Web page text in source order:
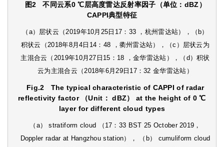
图2不同云系0 ℃层高度雷达反射率因子（单位：dBZ）
CAPPI典型特征
（a）层状云（2019年10月25日17：33 ，杭州雷达站），（b）
积状云（2018年8月4日14：48 ，衢州雷达站），（c）层状云为
主混合云（2019年10月27日15：18 ，金华雷达站），（d）积状
云为主混合云（2018年6月29日17：32 金华雷达站）
Fig.2 The typical characteristic of CAPPI of radar
reflectivity factor （Unit： dBZ） at the height of 0 ℃
layer for different cloud types
（a） stratiform cloud （17：33 BST 25 October 2019，
Doppler radar at Hangzhou station）， （b） cumuliform cloud